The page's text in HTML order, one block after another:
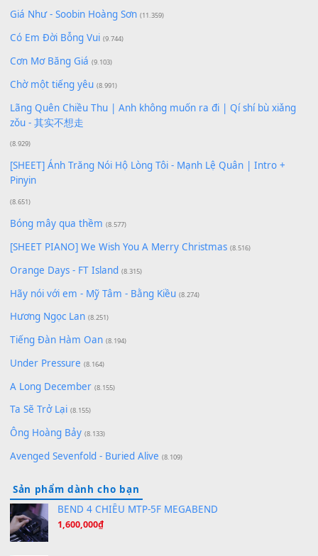
Bạn phảiđăng nhập để gửi bình luận.
Xem nhiều nhất
Buông bỏ sự phụ thuộc nơi anh (Pinyin)
Phép Màu (OST Đàn Cá Gỗ) (15.618)
[SHEET PIANO] Happy Birthday
Giá Như - Soobin Hoàng Sơn (11.359)
Cơn Mơ Băng Giá (9.103)
Chờ một tiếng yêu (8.991)
Lãng Quên Chiều Thu | Anh không muốn ra đi | Qí shí bù
zǒu - 其实不想走
[SHEET] Ánh Trăng Nói Hộ Lòng Tôi - Mạnh Lệ Quân | Intro +
Pinyin
[SHEET PIANO] We Wish You A Merry Christmas
Orange Days - FT Island (8.315)
Hương Ngọc Lan (8.251)
Tiếng Đàn Hàm Oan